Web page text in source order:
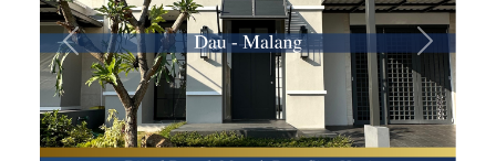
Sebelumnya